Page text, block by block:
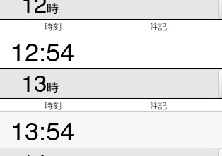
時
時刻 注記
12:54
13時
時刻 注記
13:54